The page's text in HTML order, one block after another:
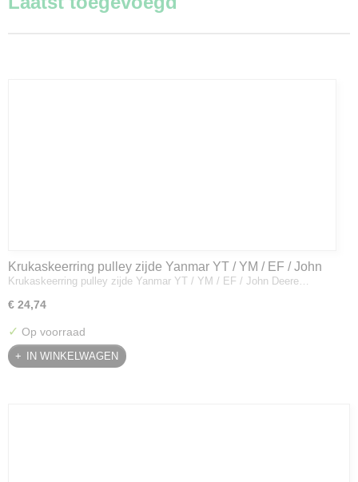
Krukaskeerring pulley zijde Yanmar YT / YM / EF / John
Deere - 119934-01800
Krukaskeerring pulley zijde Yanmar YT / YM / EF / John Deere…
€ 24,74
✓ Op voorraad
IN WINKELWAGEN